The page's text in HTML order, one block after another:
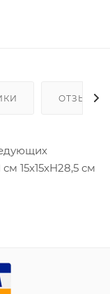
ОТЗЫВЫ
15x15xH28,5 см